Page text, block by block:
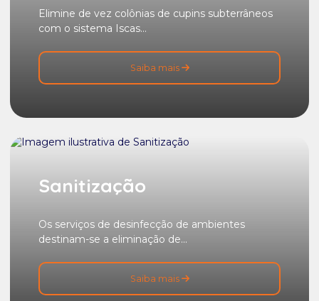
Elimine de vez colônias de cupins subterrâneos
com o sistema Iscas...
Saiba mais
Sanitização
Os serviços de desinfecção de ambientes
destinam-se a eliminação de...
Saiba mais